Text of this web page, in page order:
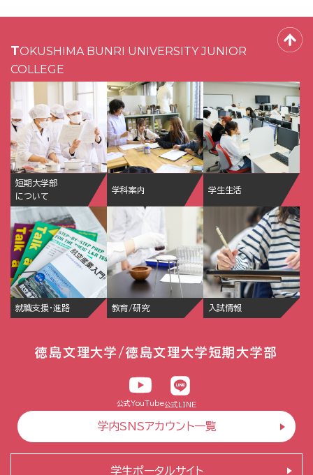
TOKUSHIMA BUNRI UNIVERSITY JUNIOR
COLLEGE
短期大学部
について
学科案内 学生生活
就職支援・進路 教育/研究 入試情報
徳島文理大学/徳島文理大学短期大学部
公式YouTube公式LINE
学内SNSアカウント一覧
学生ポータルサイト